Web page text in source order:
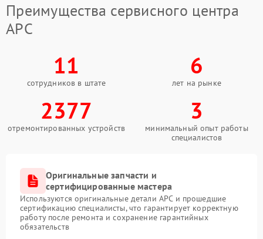
Преимущества сервисного центра
APC
11
сотрудников в штате
6
лет на рынке
2377
отремонтированных устройств
3
минимальный опыт работы
специалистов
Оригинальные запчасти и
сертифицированные мастера
Используются оригинальные детали APC и прошедшие
сертификацию специалисты, что гарантирует корректную
работу после ремонта и сохранение гарантийных
обязательств